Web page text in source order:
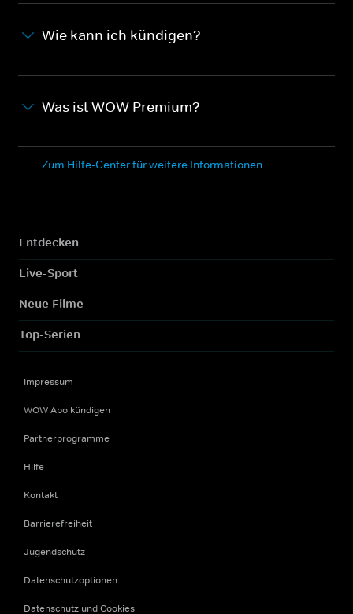
Wie kann ich kündigen?
Was ist WOW Premium?
Zum Hilfe-Center für weitere Informationen
Entdecken
Live-Sport
Neue Filme
Top-Serien
Impressum
WOW Abo kündigen
Partnerprogramme
Hilfe
Kontakt
Barrierefreiheit
Jugendschutz
Datenschutzoptionen
Datenschutz und Cookies